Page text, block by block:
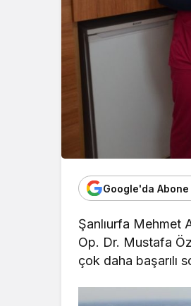
Google'da Abone
Şanlıurfa Mehmet
Op. Dr. Mustafa
çok daha başarılı